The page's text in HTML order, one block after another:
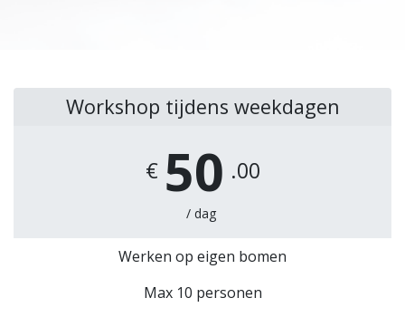
Workshop tijdens weekdagen
€ 50 .00
/ dag
Werken op eigen bomen
Max 10 personen